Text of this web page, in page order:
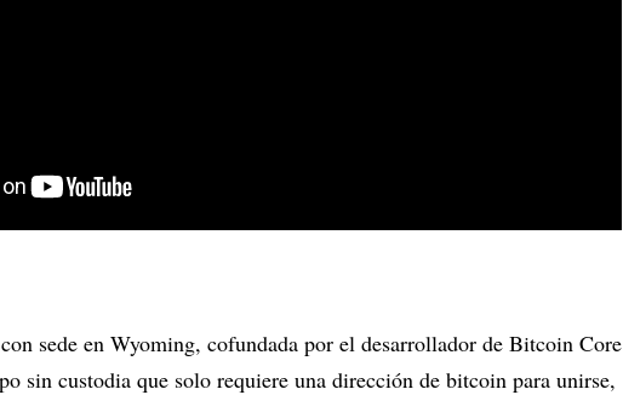
sede en Wyoming, cofundada por el desarrollador de Bitcoin Core
sin custodia que solo requiere una dirección de bitcoin para unirse,